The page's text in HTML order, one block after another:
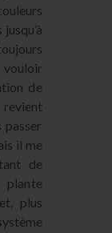
de
passer
il me
de
plus